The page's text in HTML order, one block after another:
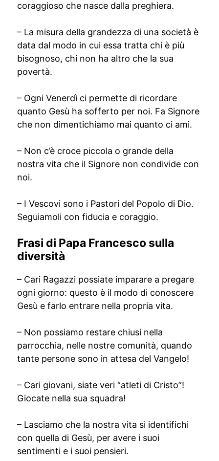
coraggioso che nasce dalla preghiera.
– La misura della grandezza di una società è
data dal modo in cui essa tratta chi è più
bisognoso, chi non ha altro che la sua
povertà.
– Ogni Venerdì ci permette di ricordare
quanto Gesù ha sofferto per noi. Fa Signore
che non dimentichiamo mai quanto ci ami.
– Non c’è croce piccola o grande della
nostra vita che il Signore non condivide con
noi.
– I Vescovi sono i Pastori del Popolo di Dio.
Seguiamoli con fiducia e coraggio.
Frasi di Papa Francesco sulla
diversità
– Cari Ragazzi possiate imparare a pregare
ogni giorno: questo è il modo di conoscere
Gesù e farlo entrare nella propria vita.
– Non possiamo restare chiusi nella
parrocchia, nelle nostre comunità, quando
tante persone sono in attesa del Vangelo!
– Cari giovani, siate veri “atleti di Cristo”!
Giocate nella sua squadra!
– Lasciamo che la nostra vita si identifichi
con quella di Gesù, per avere i suoi
sentimenti e i suoi pensieri.